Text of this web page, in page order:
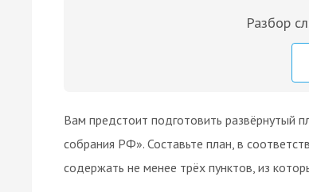
Разбор
Вам предстоит подготовить развёрнутый
собрания РФ». Составьте план, в
содержать не менее трёх пунктов, из